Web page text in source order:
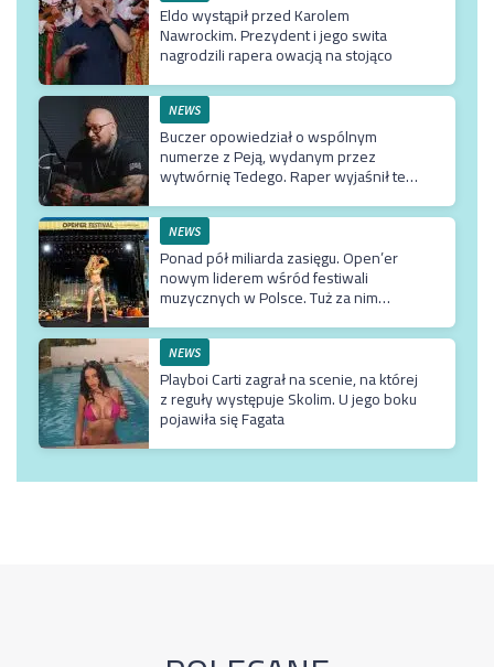
Eldo wystąpił przed Karolem
Nawrockim. Prezydent i jego swita
nagrodzili rapera owacją na stojąco
NEWS
Buczer opowiedział o wspólnym
numerze z Peją, wydanym przez
wytwórnię Tedego. Raper wyjaśnił też
kanału Wielkie Joł
NEWS
Ponad pół miliarda zasięgu. Open’er
nowym liderem wśród festiwali
muzycznych w Polsce. Tuż za nim
NEWS
Playboi Carti zagrał na scenie, na której
z reguły występuje Skolim. U jego boku
pojawiła się Fagata